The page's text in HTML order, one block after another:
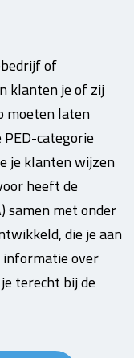
of
klanten je of zij
moeten laten
categorie
je klanten wijzen
heeft de
samen met onder
die je aan
over
terecht bij de